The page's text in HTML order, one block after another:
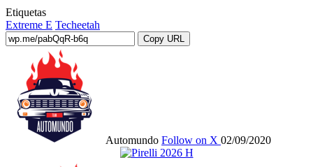
Etiquetas
Extreme E Techeetah
Copy URL
Automundo Follow on X 02/09/2020